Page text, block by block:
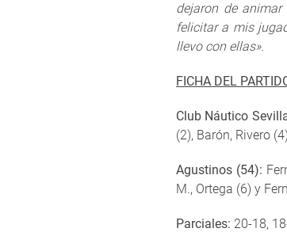
dejaron de
felicitar a mis
llevo con ellas».
FICHA DEL
Club Náutico
(2), Barón, Rivero
Agustinos (54):
M., Ortega (6) y
Parciales: 20-18,